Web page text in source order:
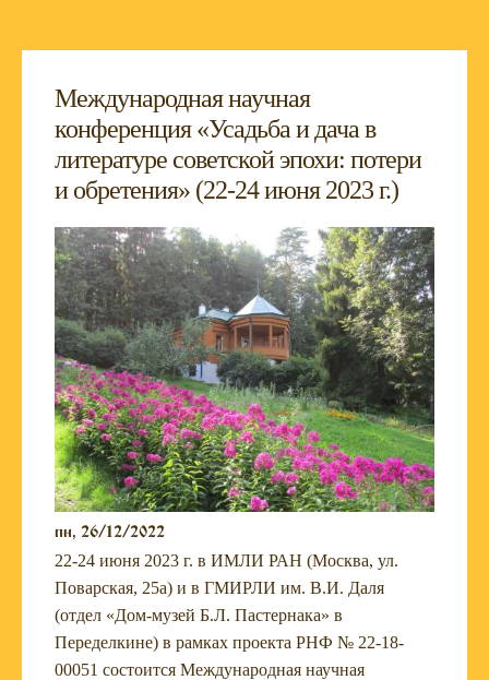
Международная научная
конференция «Усадьба и дача в
литературе советской эпохи: потери
и обретения» (22-24 июня 2023 г.)
пн, 26/12/2022
22-24 июня 2023 г. в ИМЛИ РАН (Москва, ул.
Поварская, 25а) и в ГМИРЛИ им. В.И. Даля
(отдел «Дом-музей Б.Л. Пастернака» в
Переделкине) в рамках проекта РНФ № 22-18-
00051 состоится Международная научная